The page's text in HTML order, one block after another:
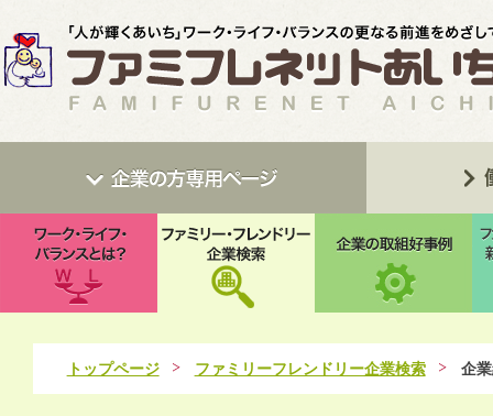
トップページ ファミリーフレンドリー企業検索 企